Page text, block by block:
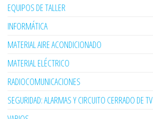
EQUIPOS DE TALLER
INFORMÁTICA
MATERIAL AIRE ACONDICIONADO
MATERIAL ELÉCTRICO
RADIOCOMUNICACIONES
SEGURIDAD: ALARMAS Y CIRCUITO CERRADO DE TV